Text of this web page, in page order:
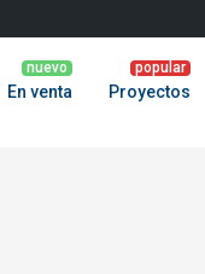
En venta Proyectos